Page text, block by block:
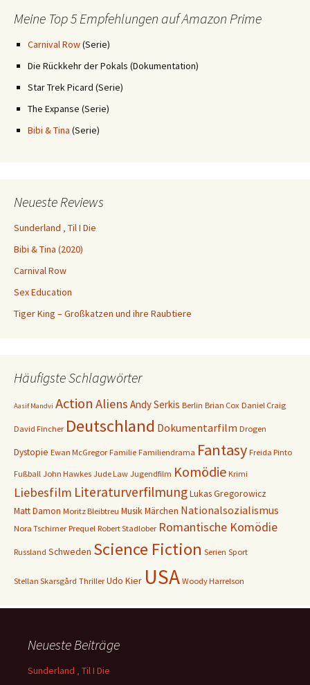
Meine Top 5 Empfehlungen auf Amazon Prime
Carnival Row(Serie)
Die Rückkehr der Pokals (Dokumentation)
Star Trek Picard (Serie)
The Expanse (Serie)
Bibi & Tina (Serie)
Neueste Reviews
Sunderland ‚ Til I Die
Bibi & Tina (2020)
Carnival Row
Sex Education
Tiger King – Großkatzen und ihre Raubtiere
Häufigste Schlagwörter
Aasif Mandvi Action Aliens Andy Serkis Berlin Brian Cox Daniel Craig
David Fincher Deutschland Dokumentarfilm Drogen
Dystopie Ewan McGregor Familie Familiendrama Fantasy Freida Pinto
Fußball John Hawkes Jude Law Jugendfilm Komödie Krimi
Liebesfilm LiteraturverfilmungLukas Gregorowicz
Matt Damon Moritz Bleibtreu MusikMärchen Nationalsozialismus
Nora Tschirner Prequel Robert Stadlober Romantische Komödie
Russland Schweden Science Fiction Serien Sport
Stellan Skarsgård Thriller Udo Kier USA Woody Harrelson
Neueste Beiträge
Sunderland ‚ Til I Die